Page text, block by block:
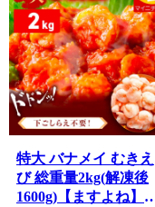
特大 バナメイ むきえ
び 総重量2kg(解凍後
1600g)【ますよね】